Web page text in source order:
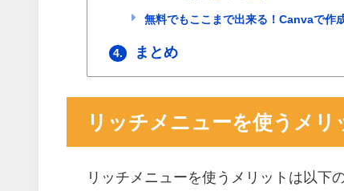
無料でもここまで出来る！Canvaで作
4. まとめ
リッチメニューを使うメリ
リッチメニューを使うメリットは以下